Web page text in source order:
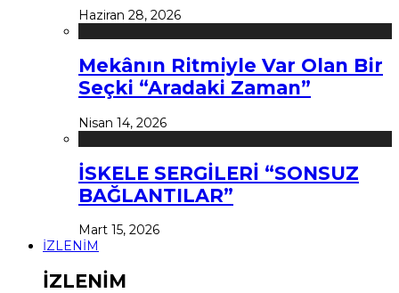
Haziran 28, 2026
Mekânın Ritmiyle Var Olan Bir
Seçki “Aradaki Zaman”
Nisan 14, 2026
İSKELE SERGİLERİ “SONSUZ
BAĞLANTILAR”
Mart 15, 2026
İZLENİM
İZLENİM